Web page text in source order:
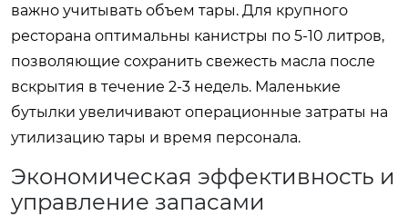
важно учитывать объем тары. Для крупного
ресторана оптимальны канистры по 5-10 литров,
позволяющие сохранить свежесть масла после
вскрытия в течение 2-3 недель. Маленькие
бутылки увеличивают операционные затраты на
утилизацию тары и время персонала.
Экономическая эффективность и
управление запасами